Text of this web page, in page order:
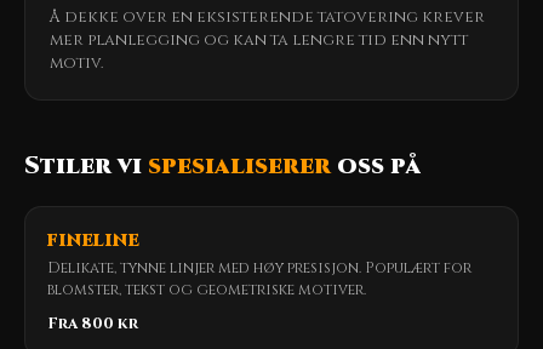
Å dekke over en eksisterende tatovering krever
mer planlegging og kan ta lengre tid enn nytt
motiv.
Stiler vi spesialisereross på
FINELINE
Delikate, tynne linjer med høy presisjon. Populært for
blomster, tekst og geometriske motiver.
Fra 800 kr